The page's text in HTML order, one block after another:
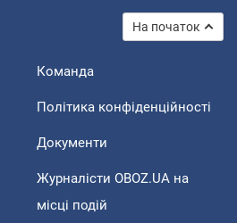
На початок
Команда
Політика конфіденційності
Документи
Журналісти OBOZ.UA на
місці подій